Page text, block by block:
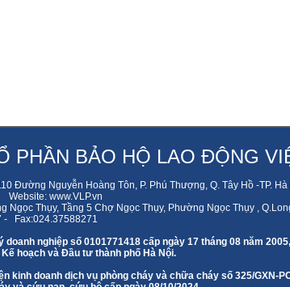
PHẦN BẢO HỘ LAO ĐỘNG
Đường Nguyễn Hoàng Tôn, P. Phú Thượng, Q. Tây Hồ -TP.
www.VLP.vn
Ngọc Thụy, Tầng 5 Chợ Ngọc Thụy, Phường Ngọc Thụy ,
- Fax:024.37588271
doanh nghiệp số 0101771418 cấp ngày 17 tháng 08 năm
hoạch và Đầu tư thành phố Hà Nội.
kinh doanh dịch vụ phòng cháy và chữa cháy số 325/GXN-